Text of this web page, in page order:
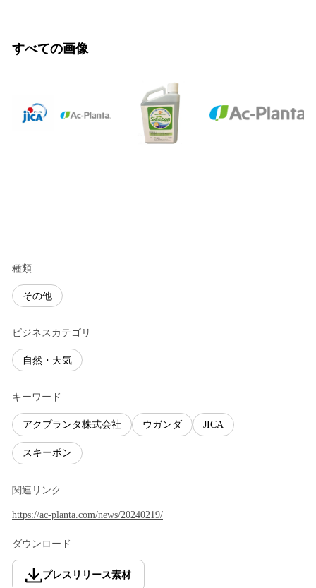
すべての画像
種類
その他
ビジネスカテゴリ
自然・天気
キーワード
アクプランタ株式会社 ウガンダ JICA
スキーポン
関連リンク
https://ac-planta.com/news/20240219/
ダウンロード
プレスリリース素材